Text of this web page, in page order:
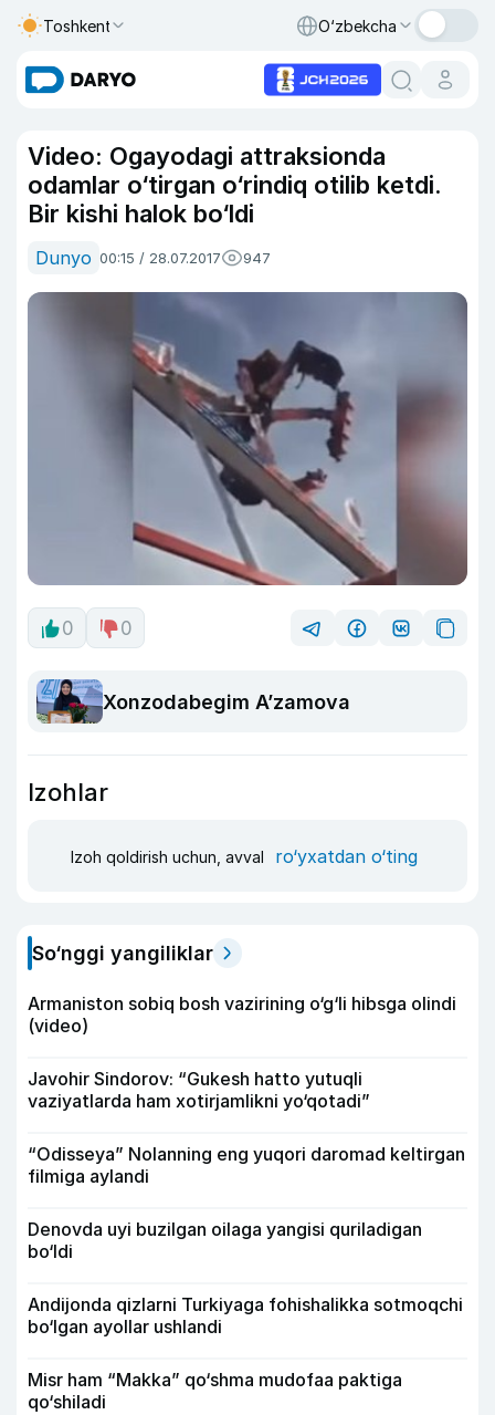
Toshkent O‘zbekcha
Video: Ogayodagi attraksionda
odamlar o‘tirgan o‘rindiq otilib ketdi.
Bir kishi halok bo‘ldi
Dunyo 00:15 / 28.07.2017 947
0 0
Xonzodabegim A’zamova
Izohlar
Izoh qoldirish uchun, avval ro‘yxatdan o‘ting
So‘nggi yangiliklar
Armaniston sobiq bosh vazirining o‘g‘li hibsga olindi
(video)
Javohir Sindorov: “Gukesh hatto yutuqli
vaziyatlarda ham xotirjamlikni yo‘qotadi”
“Odisseya” Nolanning eng yuqori daromad keltirgan
filmiga aylandi
Denovda uyi buzilgan oilaga yangisi quriladigan
bo‘ldi
Andijonda qizlarni Turkiyaga fohishalikka sotmoqchi
bo‘lgan ayollar ushlandi
Misr ham “Makka” qo‘shma mudofaa paktiga
qo‘shiladi